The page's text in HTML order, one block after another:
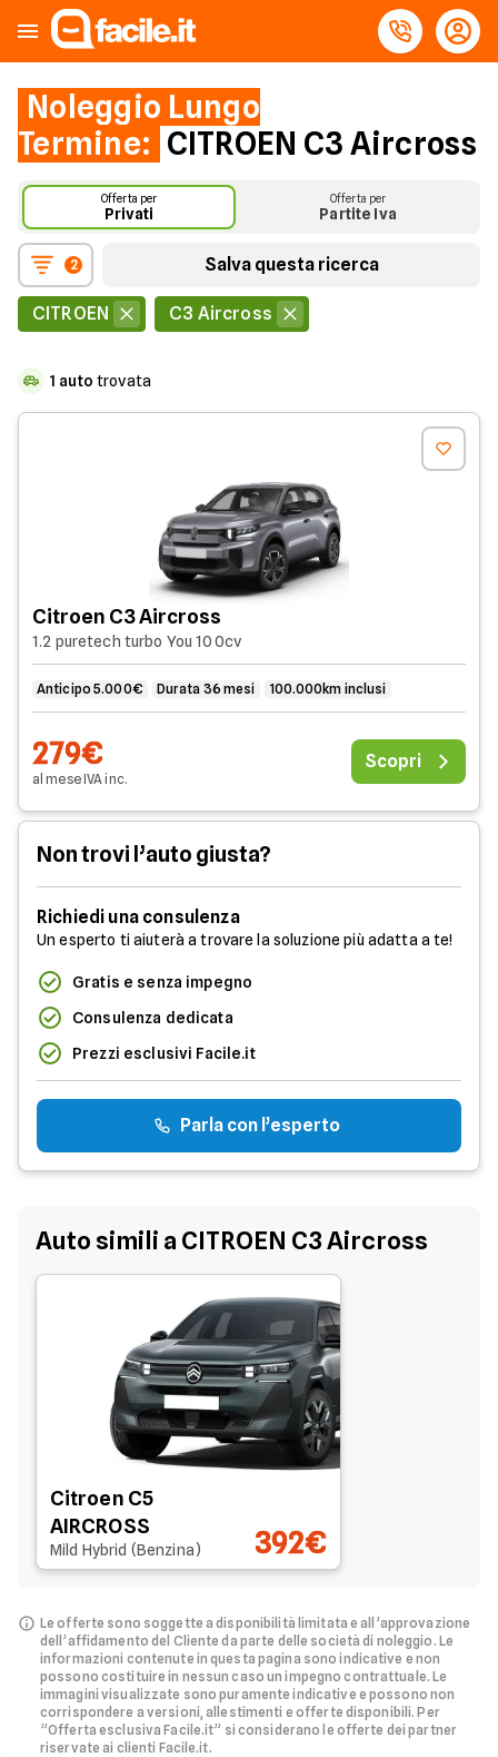
Noleggio Lungo
Termine: CITROEN C3 Aircross
Offerta per
Privati
Offerta per
Partite Iva
2 Salva questa ricerca
CITROEN C3 Aircross
1 auto trovata
Citroen C3 Aircross
1.2 puretech turbo You 100cv
Anticipo 5.000€ Durata 36 mesi 100.000km inclusi
279€
al meseIVAinc.
Scopri
Non trovi l’auto giusta?
Richiedi una consulenza
Un esperto ti aiuterà a trovare la soluzione più adatta a te!
Gratis e senza impegno
Consulenza dedicata
Prezzi esclusivi Facile.it
Parla con l’esperto
Auto simili a CITROEN C3 Aircross
Citroen C5
AIRCROSS
Mild Hybrid (Benzina) 392€
Le offerte sono soggette a disponibilità limitata e all’approvazione
dell’affidamento del Cliente da parte delle società di noleggio. Le
informazioni contenute in questa pagina sono indicative e non
possono costituire in nessun caso un impegno contrattuale. Le
immagini visualizzate sono puramente indicative e possono non
corrispondere a versioni, allestimenti e offerte disponibili. Per
”Offerta esclusiva Facile.it” si considerano le offerte dei partner
riservate ai clienti Facile.it.